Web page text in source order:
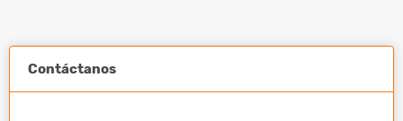
Contáctanos